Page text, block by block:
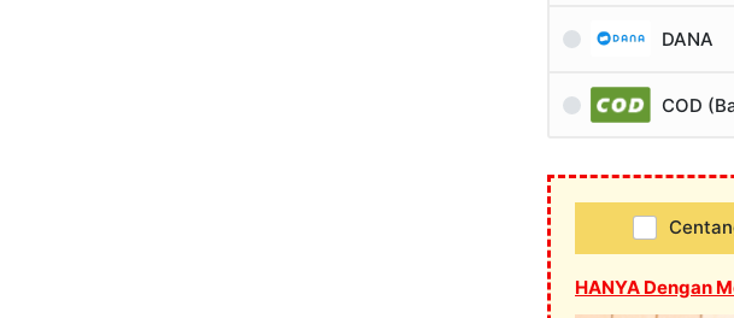
DANA
COD
HANYA Dengan